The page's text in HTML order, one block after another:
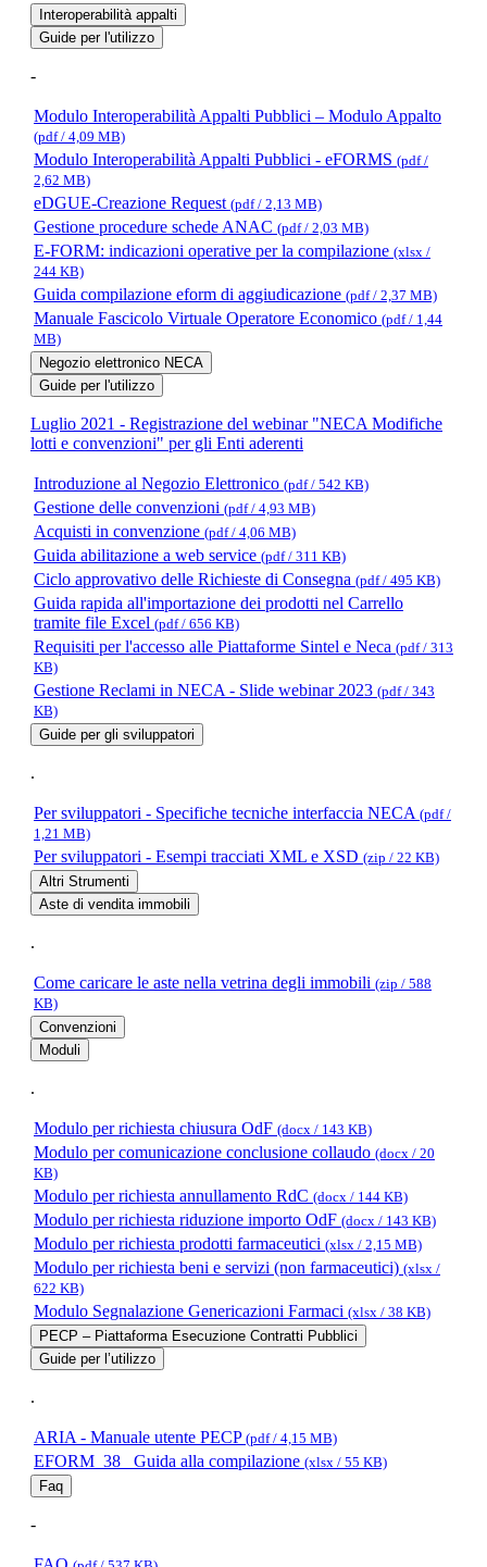
Interoperabilità appalti
Guide per l'utilizzo
-
Modulo Interoperabilità Appalti Pubblici – Modulo Appalto
(pdf / 4,09 MB)
Modulo Interoperabilità Appalti Pubblici - eFORMS (pdf /
2,62 MB)
eDGUE-Creazione Request (pdf / 2,13 MB)
Gestione procedure schede ANAC (pdf / 2,03 MB)
E-FORM: indicazioni operative per la compilazione (xlsx /
244 KB)
Guida compilazione eform di aggiudicazione (pdf / 2,37 MB)
Manuale Fascicolo Virtuale Operatore Economico (pdf / 1,44
MB)
Negozio elettronico NECA
Guide per l'utilizzo
Luglio 2021 - Registrazione del webinar "NECA Modifiche
lotti e convenzioni" per gli Enti aderenti
Introduzione al Negozio Elettronico (pdf / 542 KB)
Gestione delle convenzioni (pdf / 4,93 MB)
Acquisti in convenzione (pdf / 4,06 MB)
Guida abilitazione a web service (pdf / 311 KB)
Ciclo approvativo delle Richieste di Consegna (pdf / 495 KB)
Guida rapida all'importazione dei prodotti nel Carrello
tramite file Excel (pdf / 656 KB)
Requisiti per l'accesso alle Piattaforme Sintel e Neca (pdf / 313
KB)
Gestione Reclami in NECA - Slide webinar 2023 (pdf / 343
KB)
Guide per gli sviluppatori
.
Per sviluppatori - Specifiche tecniche interfaccia NECA (pdf /
1,21 MB)
Per sviluppatori - Esempi tracciati XML e XSD (zip / 22 KB)
Altri Strumenti
Aste di vendita immobili
.
Come caricare le aste nella vetrina degli immobili (zip / 588
KB)
Convenzioni
Moduli
.
Modulo per richiesta chiusura OdF (docx / 143 KB)
Modulo per comunicazione conclusione collaudo (docx / 20
KB)
Modulo per richiesta annullamento RdC (docx / 144 KB)
Modulo per richiesta riduzione importo OdF (docx / 143 KB)
Modulo per richiesta prodotti farmaceutici (xlsx / 2,15 MB)
Modulo per richiesta beni e servizi (non farmaceutici) (xlsx /
622 KB)
Modulo Segnalazione Genericazioni Farmaci (xlsx / 38 KB)
PECP – Piattaforma Esecuzione Contratti Pubblici
Guide per l’utilizzo
.
ARIA - Manuale utente PECP (pdf / 4,15 MB)
EFORM_38_ Guida alla compilazione (xlsx / 55 KB)
Faq
-